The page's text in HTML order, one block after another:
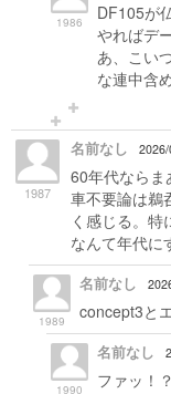
1986
DF105が
やればデ
あ、こい
な連中含
1987
名前なし
60年代ならま
車不要論は鵜
く感じる。
なんて年代に
1989
名前なし
concept3と
1990
名前なし
ファッ！？